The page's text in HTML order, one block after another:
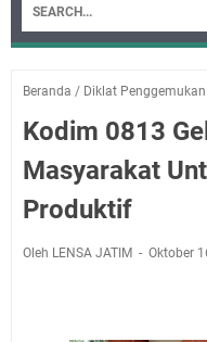
Beranda / Diklat
Kodim 0813
Masyarakat
Produktif
Oleh LENSA JATIM Oktober